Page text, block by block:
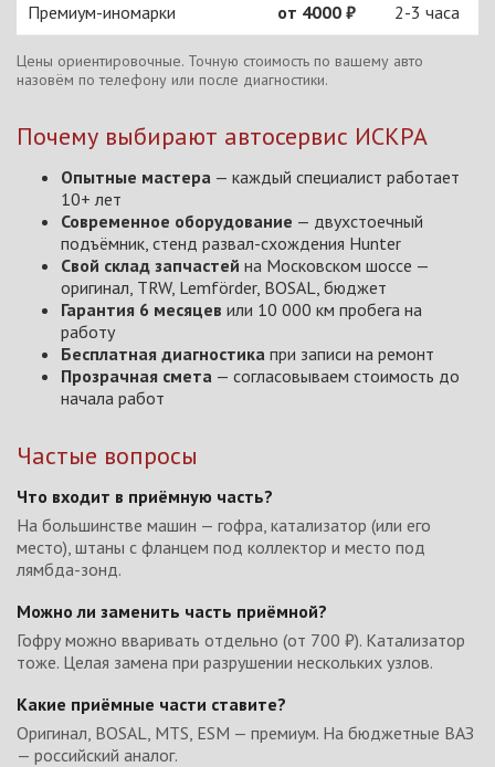
Премиум-иномарки от 4000 ₽ 2-3 часа
Цены ориентировочные. Точную стоимость по вашему авто
назовём по телефону или после диагностики.
Почему выбирают автосервис ИСКРА
Опытные мастера — каждый специалист работает
10+ лет
Современное оборудование — двухстоечный
подъёмник, стенд развал-схождения Hunter
Свой склад запчастей на Московском шоссе —
оригинал, TRW, Lemförder, BOSAL, бюджет
Гарантия 6 месяцев или 10 000 км пробега на
работу
Бесплатная диагностика при записи на ремонт
Прозрачная смета — согласовываем стоимость до
начала работ
Частые вопросы
Что входит в приёмную часть?
На большинстве машин — гофра, катализатор (или его
место), штаны с фланцем под коллектор и место под
лямбда-зонд.
Можно ли заменить часть приёмной?
Гофру можно вваривать отдельно (от 700 ₽). Катализатор
тоже. Целая замена при разрушении нескольких узлов.
Какие приёмные части ставите?
Оригинал, BOSAL, MTS, ESM — премиум. На бюджетные ВАЗ
— российский аналог.